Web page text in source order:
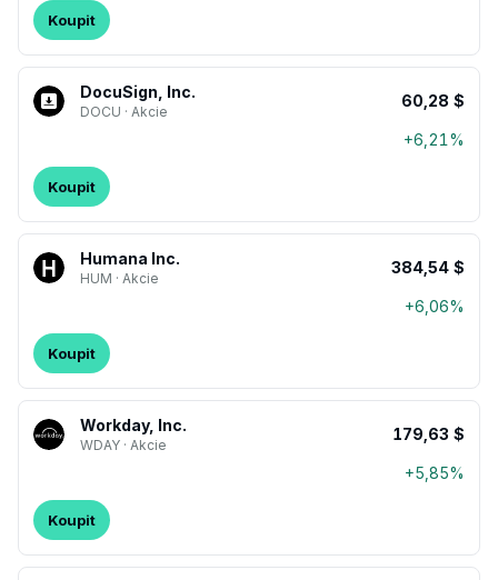
Koupit
DocuSign, Inc.
DOCU · Akcie
60,28 $
+6,21%
Koupit
Humana Inc.
HUM · Akcie
384,54 $
+6,06%
Koupit
Workday, Inc.
WDAY · Akcie
179,63 $
+5,85%
Koupit